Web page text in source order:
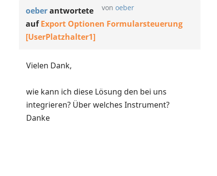
von oeber
oeberantwortete
aufExport Optionen Formularsteuerung
[UserPlatzhalter1]
Vielen Dank,
wie kann ich diese Lösung den bei uns
integrieren? Über welches Instrument?
Danke